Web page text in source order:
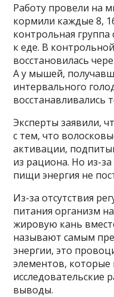
Работу провели на
кормили каждые 8,
контрольная
к еде. В
восстановилась
А у мышей,
интервального
восстанавливались
Эксперты заявили,
с тем, что
активации,
из рациона. Но из-
пищи энергия не
Из-за отсутствия
питания организм
жировую кань
называют самым
энергии, это
элементов, которые
исследовательские
выводы.